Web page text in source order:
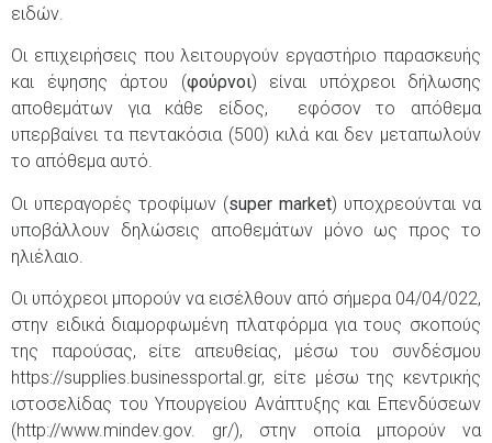
ειδών.
Οι επιχειρήσεις που λειτουργούν εργαστήριο παρασκευής
και έψησης άρτου (φούρνοι) είναι υπόχρεοι δήλωσης
αποθεμάτων για κάθε είδος, εφόσον το απόθεμα
υπερβαίνει τα πεντακόσια (500) κιλά και δεν μεταπωλούν
το απόθεμα αυτό.
Οι υπεραγορές τροφίμων (super market) υποχρεούνται να
υποβάλλουν δηλώσεις αποθεμάτων μόνο ως προς το
ηλιέλαιο.
Οι υπόχρεοι μπορούν να εισέλθουν από σήμερα 04/04/022,
στην ειδικά διαμορφωμένη πλατφόρμα για τους σκοπούς
της παρούσας, είτε απευθείας, μέσω του συνδέσμου
https://supplies.businessportal.gr, είτε μέσω της κεντρικής
ιστοσελίδας του Υπουργείου Ανάπτυξης και Επενδύσεων
(http://www.mindev.gov. gr/), στην οποία μπορούν να